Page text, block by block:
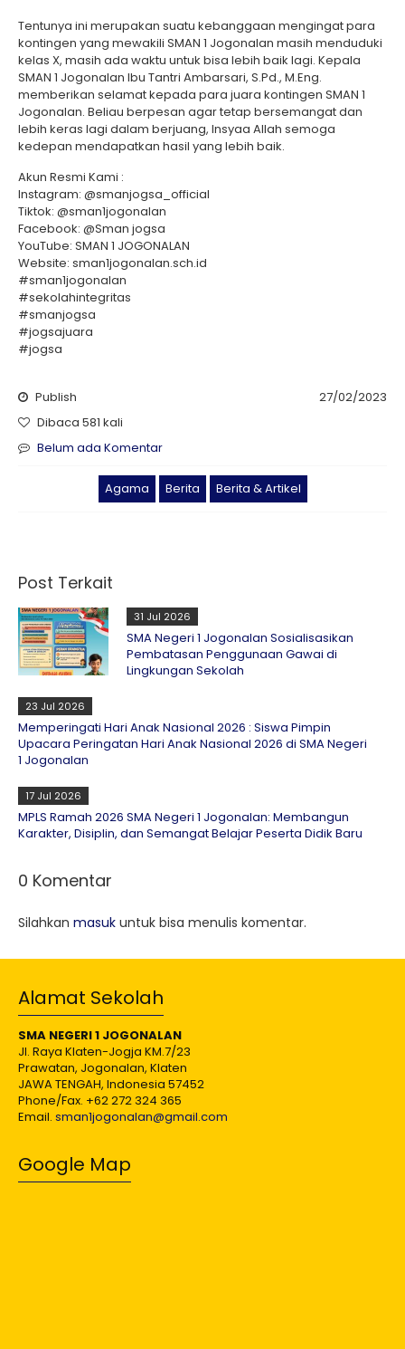
Tentunya ini merupakan suatu kebanggaan mengingat para
kontingen yang mewakili SMAN 1 Jogonalan masih menduduki
kelas X, masih ada waktu untuk bisa lebih baik lagi. Kepala
SMAN 1 Jogonalan Ibu Tantri Ambarsari, S.Pd., M.Eng.
memberikan selamat kepada para juara kontingen SMAN 1
Jogonalan. Beliau berpesan agar tetap bersemangat dan
lebih keras lagi dalam berjuang, Insyaa Allah semoga
kedepan mendapatkan hasil yang lebih baik.
Akun Resmi Kami :
Instagram: @smanjogsa_official
Tiktok: @sman1jogonalan
Facebook: @Sman jogsa
YouTube: SMAN 1 JOGONALAN
Website: sman1jogonalan.sch.id
#sman1jogonalan
#sekolahintegritas
#smanjogsa
#jogsajuara
#jogsa
Publish
27/02/2023
Dibaca 581 kali
Belum ada Komentar
Agama Berita Berita & Artikel
Post Terkait
31 Jul 2026
SMA Negeri 1 Jogonalan Sosialisasikan
Pembatasan Penggunaan Gawai di
Lingkungan Sekolah
23 Jul 2026
Memperingati Hari Anak Nasional 2026 : Siswa Pimpin
Upacara Peringatan Hari Anak Nasional 2026 di SMA Negeri
1 Jogonalan
17 Jul 2026
MPLS Ramah 2026 SMA Negeri 1 Jogonalan: Membangun
Karakter, Disiplin, dan Semangat Belajar Peserta Didik Baru
0 Komentar
Silahkan masuk untuk bisa menulis komentar.
Alamat Sekolah
SMA NEGERI 1 JOGONALAN
Jl. Raya Klaten-Jogja KM.7/23
Prawatan, Jogonalan, Klaten
JAWA TENGAH, Indonesia 57452
Phone/Fax. +62 272 324 365
Email. sman1jogonalan@gmail.com
Google Map